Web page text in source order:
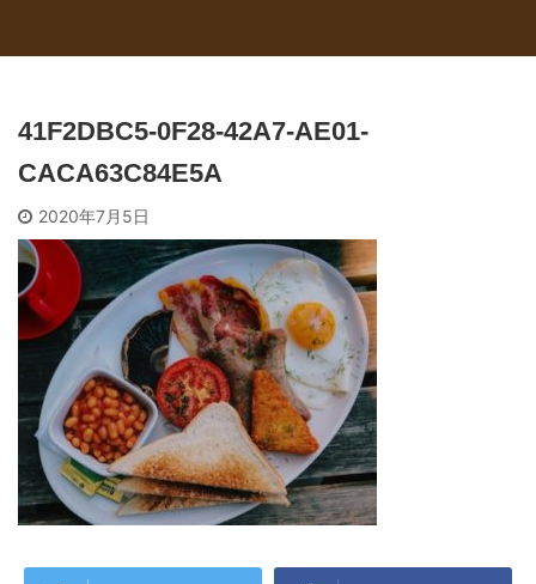
41F2DBC5-0F28-42A7-AE01-
CACA63C84E5A
2020年7月5日